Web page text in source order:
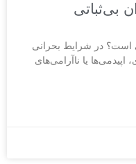
بی‌ثباتی
است؟ در شرایط بحرانی
اپیدمی‌ها یا ناآرامی‌های